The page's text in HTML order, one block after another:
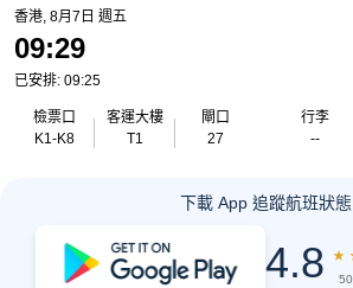
香港, 8月7日 週五
09:29
已安排: 09:25
檢票口
K1-K8
客運大樓
T1
閘口
27
行李
--
下載 App 追蹤航班狀態
4.8 ★